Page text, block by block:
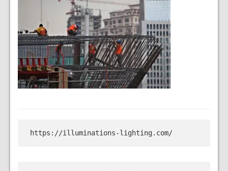
https://illuminations-lighting.com/